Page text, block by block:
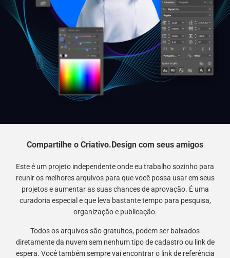
Compartilhe o Criativo.Design com seus amigos
Este é um projeto independente onde eu trabalho sozinho para
reunir os melhores arquivos para que você possa usar em seus
projetos e aumentar as suas chances de aprovação. É uma
curadoria especial e que leva bastante tempo para pesquisa,
organização e publicação.
Todos os arquivos são gratuitos, podem ser baixados
diretamente da nuvem sem nenhum tipo de cadastro ou link de
espera. Você também sempre vai encontrar o link de referência